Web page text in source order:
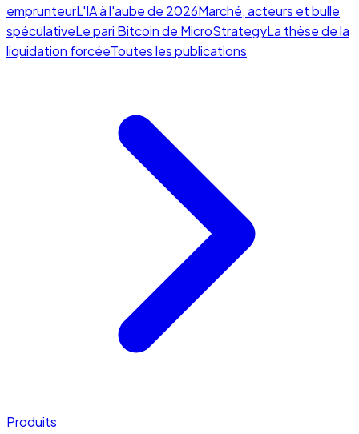
emprunteurL'IA à l'aube de 2026Marché, acteurs et bulle
spéculativeLe pari Bitcoin de MicroStrategyLa thèse de la
liquidation forcéeToutes les publications
Produits